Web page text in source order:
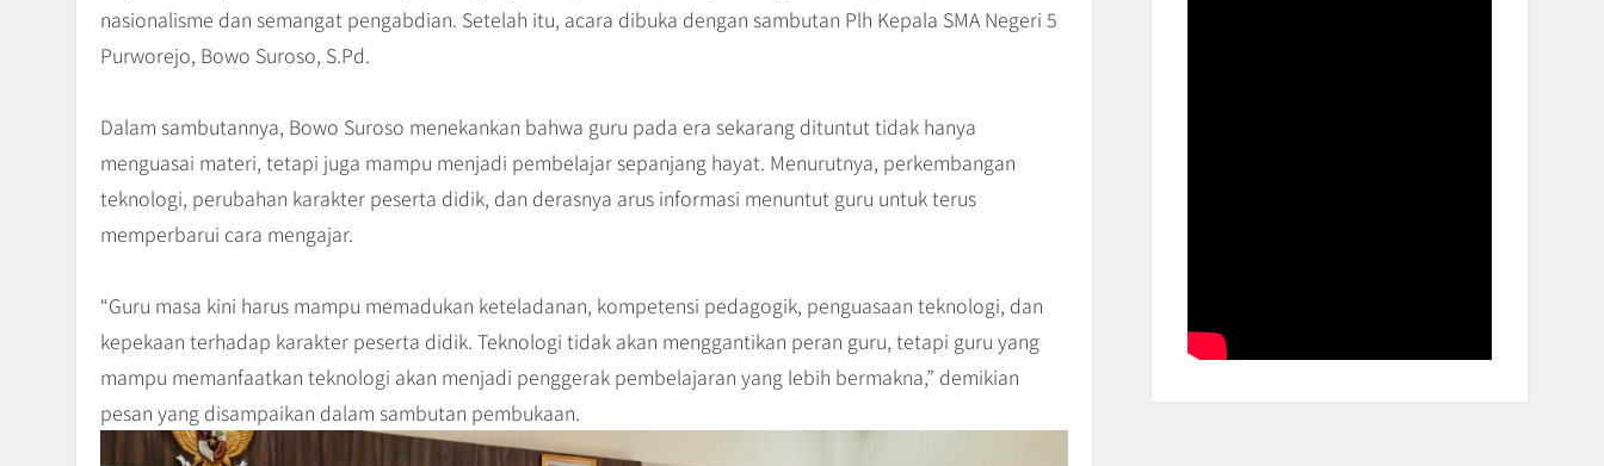
nasionalisme dan semangat pengabdian. Setelah itu, acara dibuka dengan sambutan Plh Kepala SMA Negeri 5
Purworejo, Bowo Suroso, S.Pd.
Dalam sambutannya, Bowo Suroso menekankan bahwa guru pada era sekarang dituntut tidak hanya
menguasai materi, tetapi juga mampu menjadi pembelajar sepanjang hayat. Menurutnya, perkembangan
teknologi, perubahan karakter peserta didik, dan derasnya arus informasi menuntut guru untuk terus
memperbarui cara mengajar.
“Guru masa kini harus mampu memadukan keteladanan, kompetensi pedagogik, penguasaan teknologi, dan
kepekaan terhadap karakter peserta didik. Teknologi tidak akan menggantikan peran guru, tetapi guru yang
mampu memanfaatkan teknologi akan menjadi penggerak pembelajaran yang lebih bermakna,” demikian
pesan yang disampaikan dalam sambutan pembukaan.